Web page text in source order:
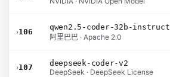
›106
qwen2.5-coder-32b-instruct
阿里巴巴 · Apache 2.0
›107
deepseek-coder-v2
DeepSeek · DeepSeek License